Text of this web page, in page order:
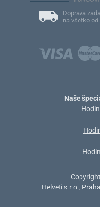
Doprava
na všetko od
Naše
Helveti s.r.o.,